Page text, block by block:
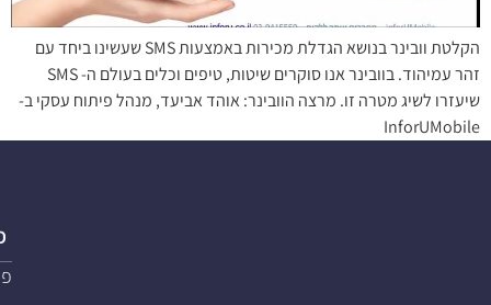
הקלטת וובינר בנושא הגדלת מכירות באמצעות SMS שעשינו ביחד עם
זהר עמיהוד. בוובינר אנו סוקרים שיטות, טיפים וכלים בעולם ה- SMS
שיעזרו לשיג מטרה זו. מרצה הוובינר: אוהד אביעד, מנהל פיתוח עסקי ב-
InforUMobile